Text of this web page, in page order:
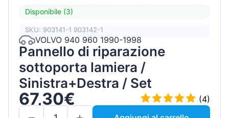
Disponibile (3)
SKU: 903141-1 903142-1
VOLVO 940 960 1990-1998
Pannello di riparazione
sottoporta lamiera /
Sinistra+Destra / Set
67,30€
(4)